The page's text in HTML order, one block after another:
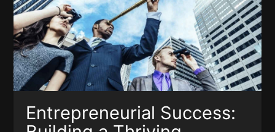
Entrepreneurial Success: